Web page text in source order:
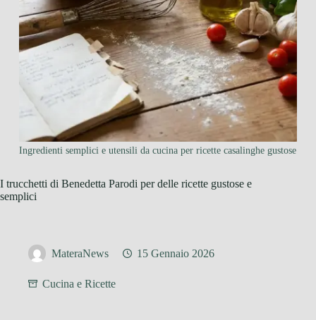
Ingredienti semplici e utensili da cucina per ricette casalinghe gustose
I trucchetti di Benedetta Parodi per delle ricette gustose e
semplici
MateraNews 15 Gennaio 2026
Cucina e Ricette